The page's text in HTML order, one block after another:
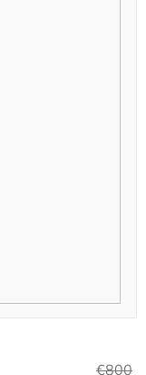
€800